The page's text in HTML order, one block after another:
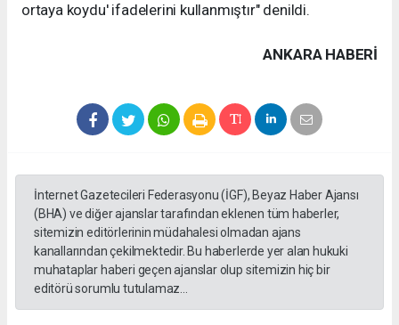
ortaya koydu' ifadelerini kullanmıştır" denildi.
ANKARA HABERİ
İnternet Gazetecileri Federasyonu (İGF), Beyaz Haber Ajansı
(BHA) ve diğer ajanslar tarafından eklenen tüm haberler,
sitemizin editörlerinin müdahalesi olmadan ajans
kanallarından çekilmektedir. Bu haberlerde yer alan hukuki
muhataplar haberi geçen ajanslar olup sitemizin hiç bir
editörü sorumlu tutulamaz...